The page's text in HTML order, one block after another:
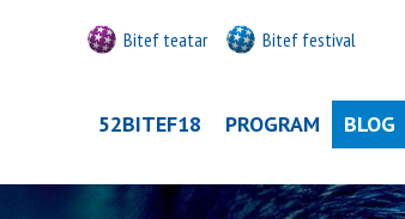
Bitef teatar Bitef festival
52BITEF18 PROGRAM BLOG